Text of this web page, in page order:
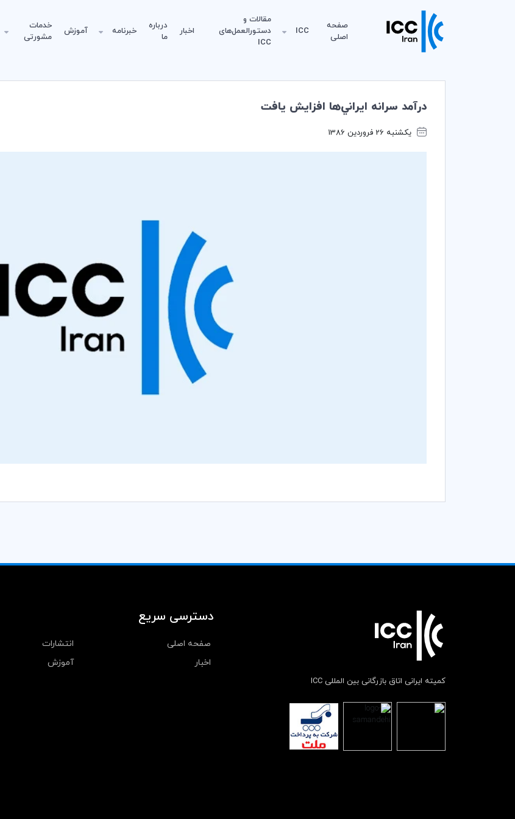
صفحه
اصلی
ICC
مقالات و
دستورالعمل‌های
ICC
اخبار
درباره
ما
خبرنامه آموزش
خدمات
مشورتی
درآمد سرانه ايراني‌ها افزايش يافت
یکشنبه 26 فروردین 1386
کمیته ایرانی اتاق بازرگانی بین المللی ICC
دسترسی سریع
صفحه اصلی
انتشارات
اخبار
آموزش